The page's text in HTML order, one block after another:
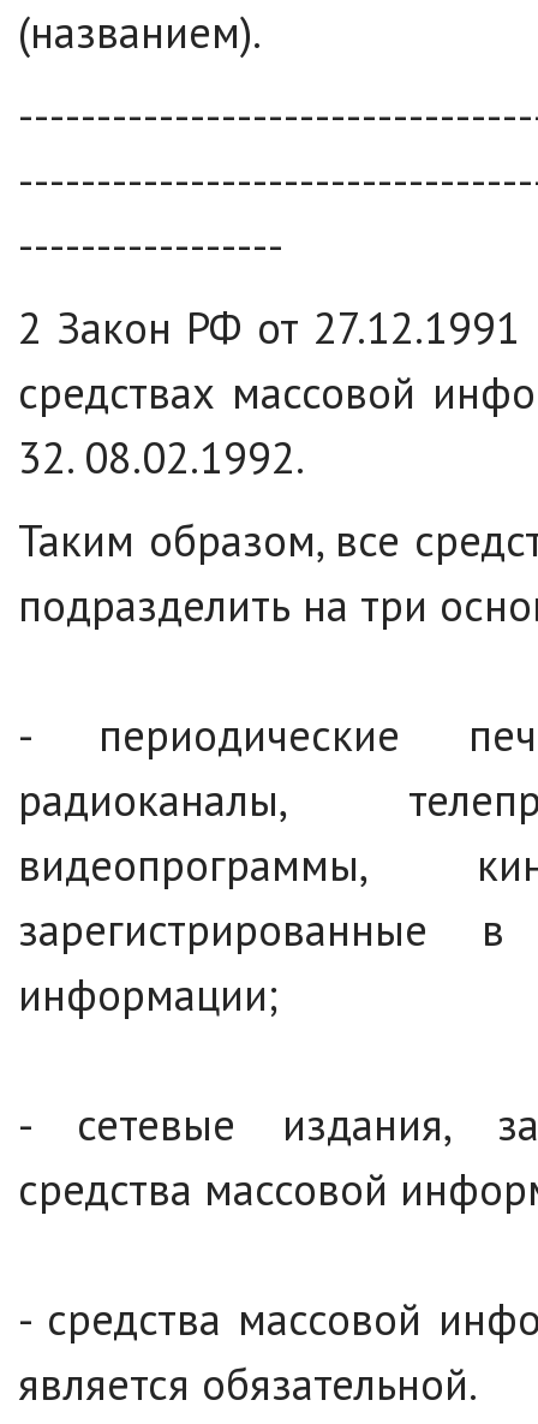
(названием).
-----------------
2 Закон РФ от
средствах массовой
32. 08.02.1992.
Таким образом, все
подразделить на три
- периодические
радиоканалы,
видеопрограммы,
зарегистрированные
информации;
- сетевые издания,
средства массовой
- средства массовой
является обязательной.